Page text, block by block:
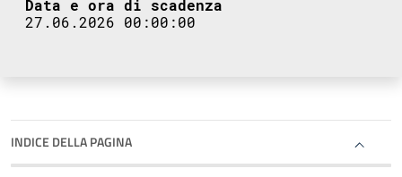
Data e ora di scadenza
27.06.2026 00:00:00
INDICE DELLA PAGINA